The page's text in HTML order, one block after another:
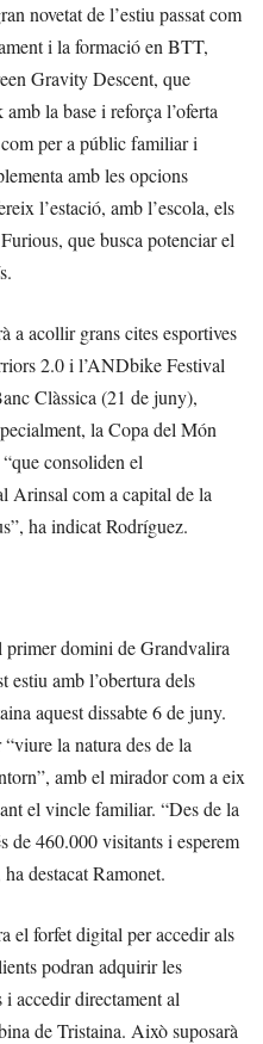
novetat de l’estiu passat com
i la formació en BTT,
Gravity Descent, que
la base i reforça l’oferta
per a públic familiar i
amb les opcions
l’estació, amb l’escola, els
que busca potenciar el
a acollir grans cites esportives
2.0 i l’ANDbike Festival
Clàssica (21 de juny),
la Copa del Món
consoliden el
Arinsal com a capital de la
ha indicat Rodríguez.
primer domini de Grandvalira
estiu amb l’obertura dels
aquest dissabte 6 de juny.
la natura des de la
amb el mirador com a eix
el vincle familiar. “Des de la
de 460.000 visitants i esperem
destacat Ramonet.
el forfet digital per accedir als
podran adquirir les
i accedir directament al
de Tristaina. Això suposarà